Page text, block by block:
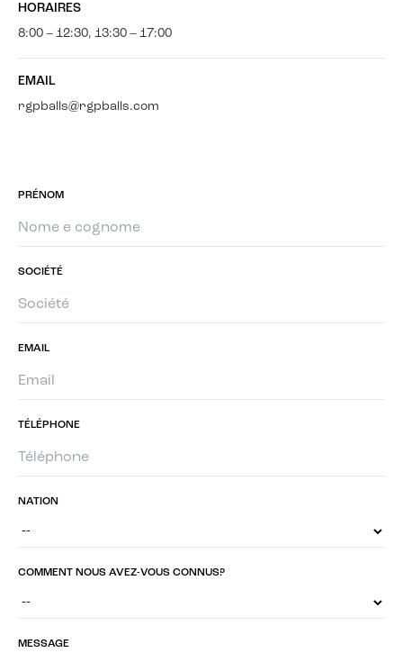
HORAIRES
8:00 – 12:30, 13:30 – 17:00
EMAIL
rgpballs@rgpballs.com
PRÉNOM
SOCIÉTÉ
EMAIL
TÉLÉPHONE
NATION
COMMENT NOUS AVEZ-VOUS CONNUS?
MESSAGE